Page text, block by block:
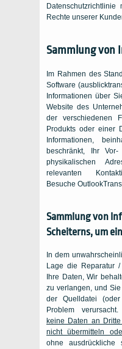
Rechte unserer
Sammlung von
Im Rahmen des
Software
Informationen über
Website des
der verschiedenen
Produkts oder einer
Informationen,
beschränkt, Ihr
physikalischen
relevanten
Besuche
Sammlung von
Scheiterns, um
In dem
Lage die Reparatur
Ihre Daten, Wir
zu verlangen, und
der Quelldatei
Problem
keine Daten an
nicht übermitteln
ohne ausdrückliche